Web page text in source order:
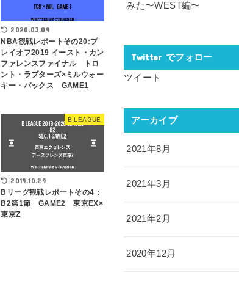
2020.03.09
NBA観戦レポートその20:プ
レイオフ2019 イースト・カン
ファレンスファイナル トロ
ント・ラプターズ×ミルウォー
キー・バックス GAME1
B LEAGUE
2019.10.29
Bリーグ観戦レポートその4：
B2第1節 GAME2 東京EX×
東京Z
みた〜WEST編〜
Twitter でフォロー
ツイート
アーカイブ
2021年8月
2021年3月
2021年2月
2020年12月